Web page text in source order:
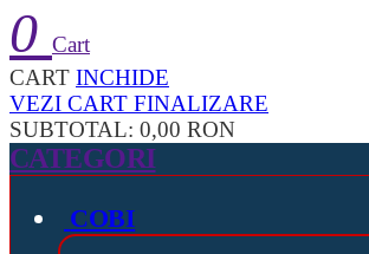
0 Cart
CART INCHIDE
VEZI CART FINALIZARE
SUBTOTAL: 0,00 RON
CATEGORI
COBI